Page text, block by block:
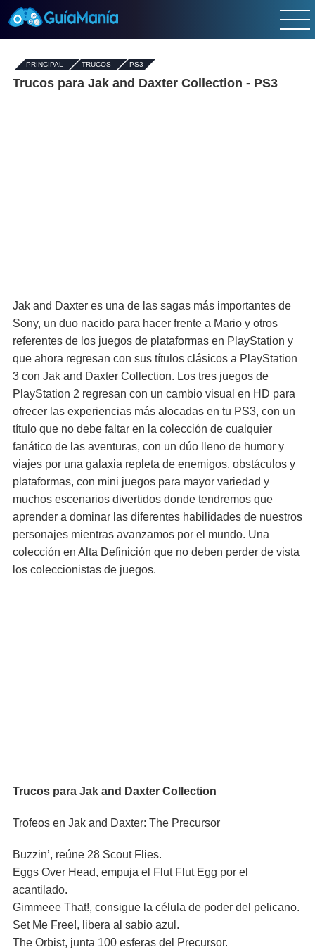
PRINCIPAL - TRUCOS- PS3
Trucos para Jak and Daxter Collection - PS3
Jak and Daxter es una de las sagas más importantes de
Sony, un duo nacido para hacer frente a Mario y otros
referentes de los juegos de plataformas en PlayStation y
que ahora regresan con sus títulos clásicos a PlayStation
3 con Jak and Daxter Collection. Los tres juegos de
PlayStation 2 regresan con un cambio visual en HD para
ofrecer las experiencias más alocadas en tu PS3, con un
título que no debe faltar en la colección de cualquier
fanático de las aventuras, con un dúo lleno de humor y
viajes por una galaxia repleta de enemigos, obstáculos y
plataformas, con mini juegos para mayor variedad y
muchos escenarios divertidos donde tendremos que
aprender a dominar las diferentes habilidades de nuestros
personajes mientras avanzamos por el mundo. Una
colección en Alta Definición que no deben perder de vista
los coleccionistas de juegos.
Trucos para Jak and Daxter Collection
Trofeos en Jak and Daxter: The Precursor
Buzzin’, reúne 28 Scout Flies.
Eggs Over Head, empuja el Flut Flut Egg por el
acantilado.
Gimmeee That!, consigue la célula de poder del pelicano.
Set Me Free!, libera al sabio azul.
The Orbist, junta 100 esferas del Precursor.